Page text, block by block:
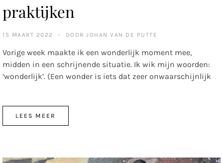
praktijken
15 MAART 2022 DOOR JOHAN VAN DE PUTTE
Vorige week maakte ik een wonderlijk moment mee,
midden in een schrijnende situatie. Ik wik mijn woorden:
‘wonderlijk’. (Een wonder is iets dat zeer onwaarschijnlijk
LEES MEER